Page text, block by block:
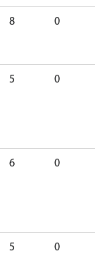
8 0
5 0
6 0
5 0